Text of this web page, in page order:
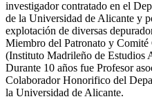
investigador contratado en el
de la Universidad de Alicante y
explotación de diversas
Miembro del Patronato y
(Instituto Madrileño de Estudios
Durante 10 años fue Profesor
Colaborador Honorifico del
la Universidad de Alicante.